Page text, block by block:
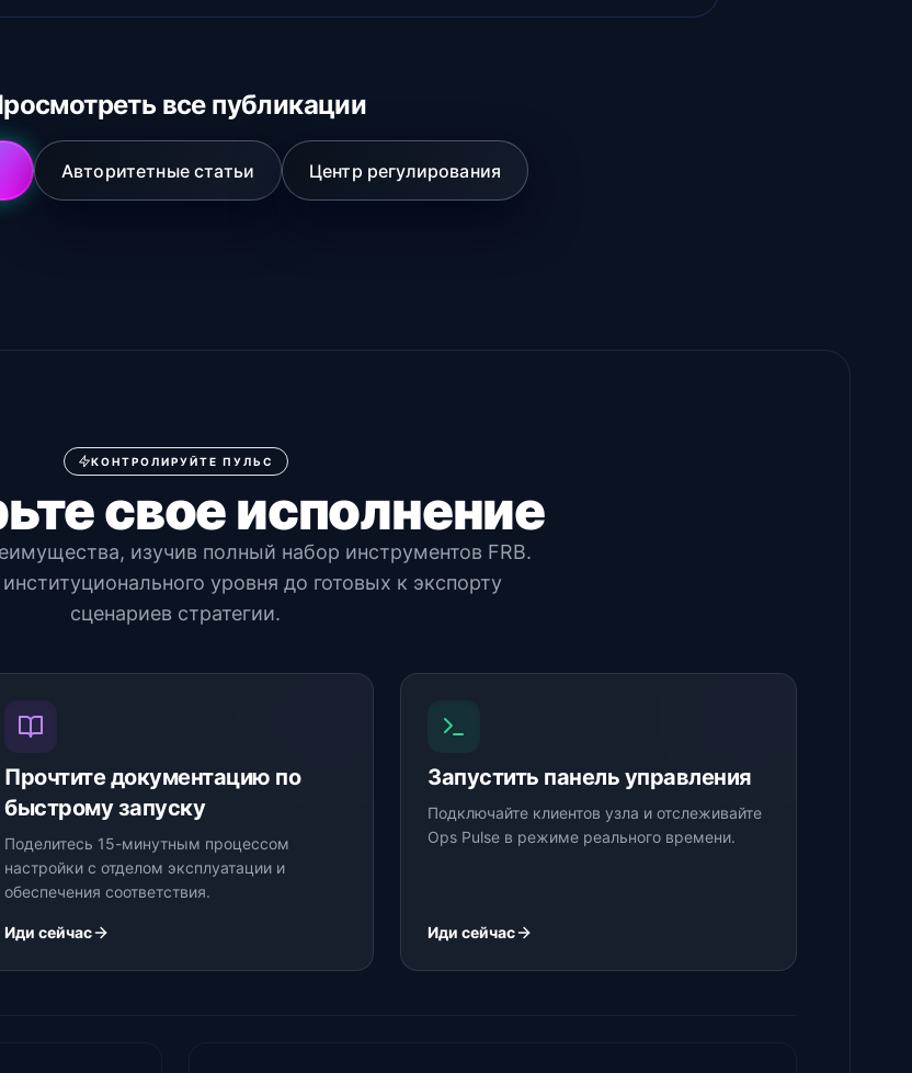
все публикации
Авторитетные статьи Центр регулирования
КОНТРОЛИРУЙТЕ ПУЛЬС
свое исполнение
изучив полный набор инструментов FRB.
уровня до готовых к экспорту
сценариев стратегии.
Прочтите документацию по
быстрому запуску
Поделитесь 15-минутным процессом
настройки с отделом эксплуатации и
обеспечения соответствия.
Иди сейчас
Запустить панель управления
Подключайте клиентов узла и отслеживайте
Ops Pulse в режиме реального времени.
Иди сейчас